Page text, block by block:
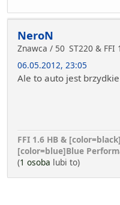
NeroN
Znawca / 50 ST220 & FFI
06.05.2012, 23:05
Ale to auto jest brzydkie
FFI 1.6 HB &
[color=blue]Blue
(1 osoba lubi to)